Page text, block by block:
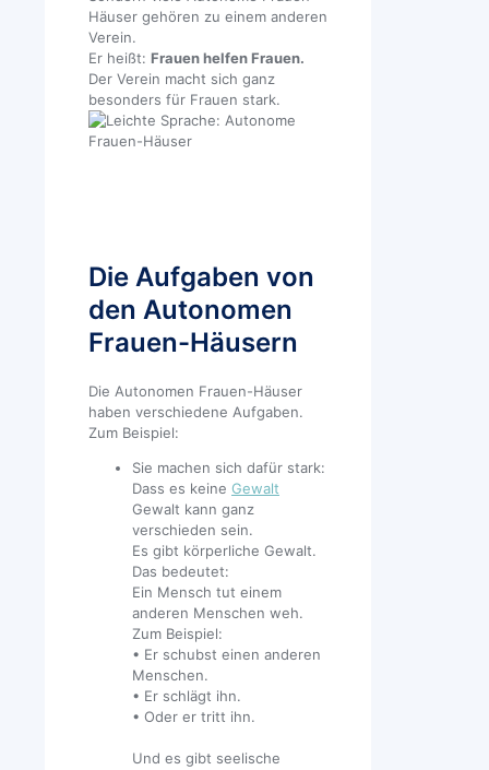
Häuser gehören zu einem anderen
Verein.
Er heißt: Frauen helfen Frauen.
Der Verein macht sich ganz
besonders für Frauen stark.
Die Aufgaben von
den Autonomen
Frauen-Häusern
Die Autonomen Frauen-Häuser
haben verschiedene Aufgaben.
Zum Beispiel:
Sie machen sich dafür stark:
Dass es keine Gewalt
Gewalt kann ganz
verschieden sein.
Es gibt körperliche Gewalt.
Das bedeutet:
Ein Mensch tut einem
anderen Menschen weh.
Zum Beispiel:
• Er schubst einen anderen
Menschen.
• Er schlägt ihn.
• Oder er tritt ihn.
Und es gibt seelische